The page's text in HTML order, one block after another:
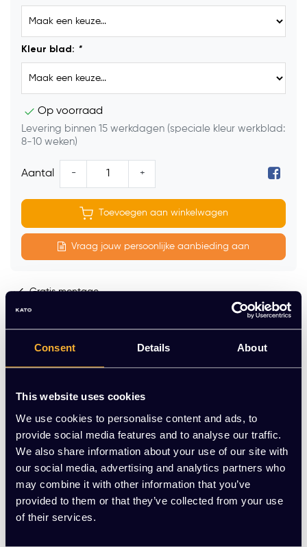
Consent Details About
This website uses cookies
We use cookies to personalise content and ads, to
provide social media features and to analyse our traffic.
We also share information about your use of our site with
our social media, advertising and analytics partners who
may combine it with other information that you’ve
provided to them or that they’ve collected from your use
of their services.
Kleur blad: *
Op voorraad
Levering binnen 15 werkdagen (speciale kleur werkblad:
8-10 weken)
Aantal - +
Toevoegen aan winkelwagen
Vraag jouw persoonlijke aanbieding aan
Gratis montage
Vrijblijvende offerte
Meer dan 20 jaar ervaring